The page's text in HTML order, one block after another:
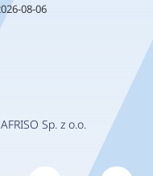
Sp. z o.o.
08-06